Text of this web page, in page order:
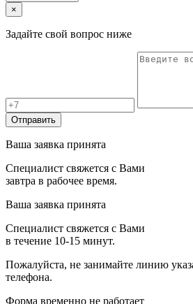
×
Задайте свой вопрос ниже
Отправить
Ваша заявка принята
Специалист свяжется с Вами
завтра в рабочее время.
Ваша заявка принята
Специалист свяжется с Вами
в течение 10-15 минут.
Пожалуйста, не занимайте линию
телефона.
Форма временно не работает